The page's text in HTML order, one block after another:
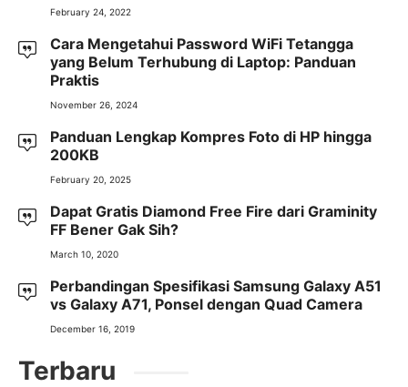
February 24, 2022
Cara Mengetahui Password WiFi Tetangga
yang Belum Terhubung di Laptop: Panduan
Praktis
November 26, 2024
Panduan Lengkap Kompres Foto di HP hingga
200KB
February 20, 2025
Dapat Gratis Diamond Free Fire dari Graminity
FF Bener Gak Sih?
March 10, 2020
Perbandingan Spesifikasi Samsung Galaxy A51
vs Galaxy A71, Ponsel dengan Quad Camera
December 16, 2019
Terbaru